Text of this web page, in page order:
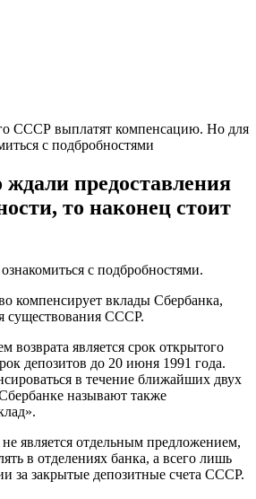
предоставления
то наконец стоит
с подбробностями.
компенсирует вклады Сбербанка,
существования СССР.
возврата является срок открытого
депозитов до 20 июня 1991 года.
в течение ближайших двух
называют также
является отдельным предложением,
в отделениях банка, а всего лишь
за закрытые депозитные счета СССР.